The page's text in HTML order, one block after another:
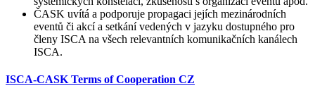
ČASK uvítá a podporuje propagaci jejích mezinárodních
eventů či akcí a setkání vedených v jazyku dostupného pro
členy ISCA na všech relevantních komunikačních kanálech
ISCA.
ISCA-CASK Terms of Cooperation CZ